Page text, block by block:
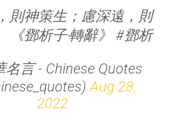
則神策生；慮深遠，則
《鄧析子‧轉辭》 #鄧析
言 - Chinese Quotes
Aug 28,
2022